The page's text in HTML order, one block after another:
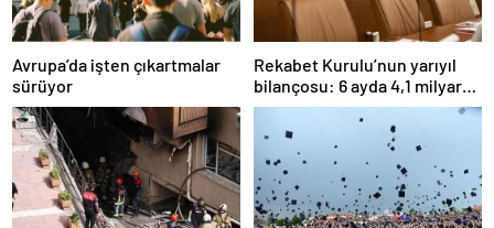
Avrupa’da işten çıkartmalar
sürüyor
Rekabet Kurulu’nun yarıyıl
bilançosu: 6 ayda 4,1 milyar
TL ceza